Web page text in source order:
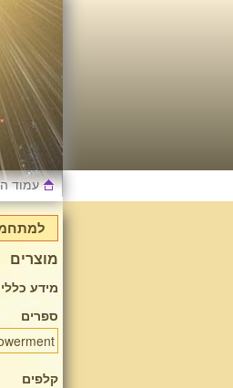
עמוד
מוצרים
מידע כללי
ספרים
קלפים